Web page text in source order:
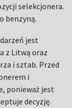
selekcjonera.
benzyną.
jest
z Litwą oraz
i sztab. Przed
i
ponieważ jest
decyzję.